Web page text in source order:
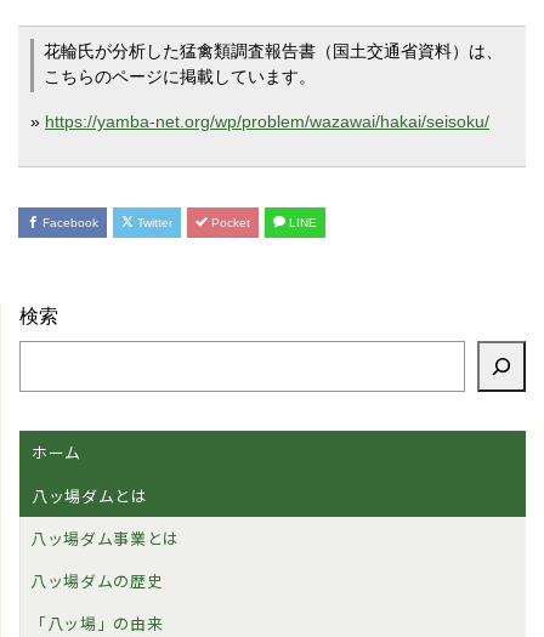
花輪氏が分析した猛禽類調査報告書（国土交通省資料）は、
こちらのページに掲載しています。
» https://yamba-net.org/wp/problem/wazawai/hakai/seisoku/
Facebook Twitter Pocket LINE
検索
ホーム
八ッ場ダムとは
八ッ場ダム事業とは
八ッ場ダムの歴史
「八ッ場」の由来